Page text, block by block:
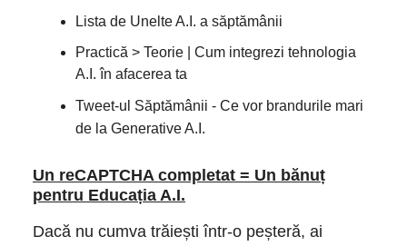
Lista de Unelte A.I. a săptămânii
Practică > Teorie | Cum integrezi tehnologia
A.I. în afacerea ta
Tweet-ul Săptămânii - Ce vor brandurile mari
de la Generative A.I.
Un reCAPTCHA completat = Un bănuț
pentru Educația A.I.
Dacă nu cumva trăiești într-o peșteră, ai